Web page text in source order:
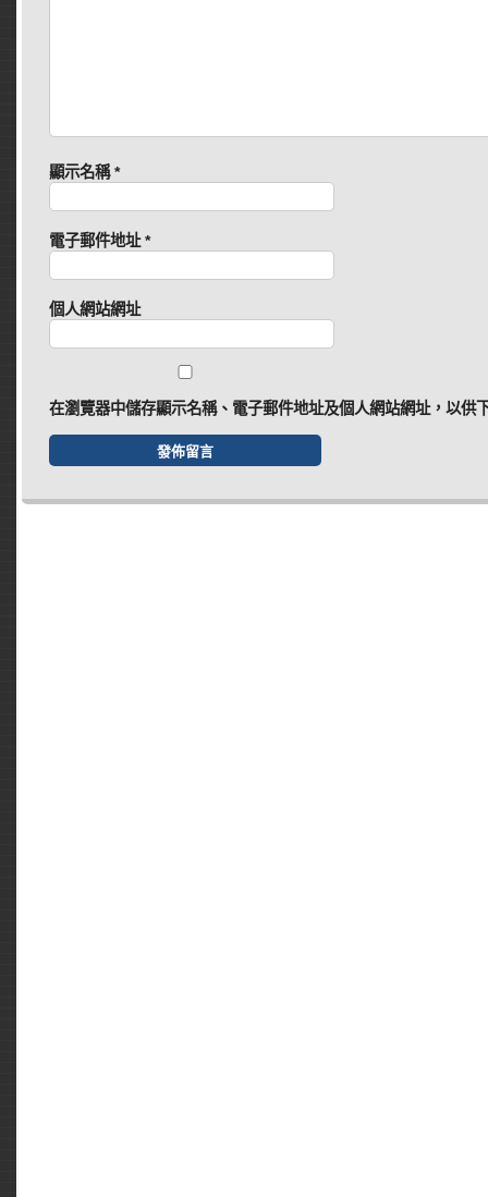
顯示名稱*
電子郵件地址*
個人網站網址
在瀏覽器中儲存顯示名稱、電子郵件地址及個人網站網址，以供